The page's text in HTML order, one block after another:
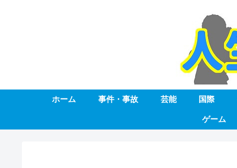
ホーム 事件・事故 芸能 国際
ゲーム